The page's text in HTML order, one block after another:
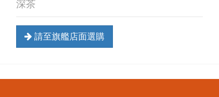
深茶
請至旗艦店面選購